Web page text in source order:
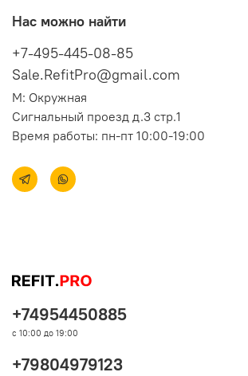
Нас можно найти
+7-495-445-08-85
Sale.RefitPro@gmail.com
М: Окружная
Сигнальный проезд д.3 стр.1
Время работы: пн-пт 10:00-19:00
+74954450885
с 10:00 до 19:00
+79804979123